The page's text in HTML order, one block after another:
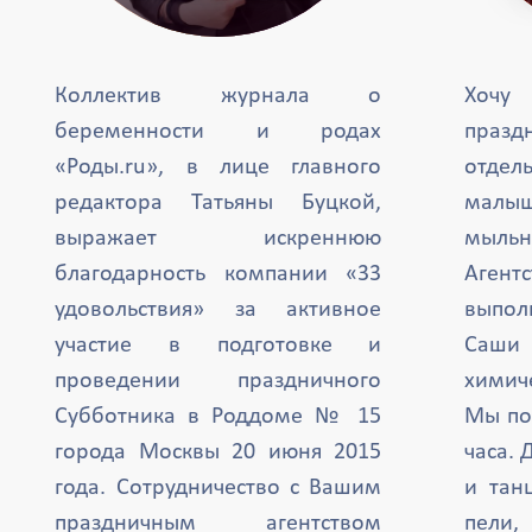
Коллектив журнала о
беременности и родах
«Роды.ru», в лице главного
редактора Татьяны Буцкой,
выражает искреннюю
благодарность компании «33
удовольствия» за активное
участие в подготовке и
проведении праздничного
Субботника в Роддоме № 15
города Москвы 20 июня 2015
года. Сотрудничество с Вашим
праздничным агентством
Саши
Мы
часа.
и